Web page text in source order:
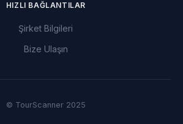
HIZLI BAĞLANTILAR
Şirket Bilgileri
Bize Ulaşın
© TourScanner 2025